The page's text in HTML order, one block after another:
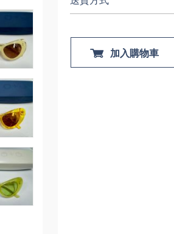
加入購物車